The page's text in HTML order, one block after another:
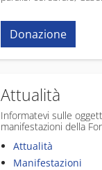
Donazione
Attualità
Informatevi sulle
manifestazioni della
Attualità
Manifestazioni